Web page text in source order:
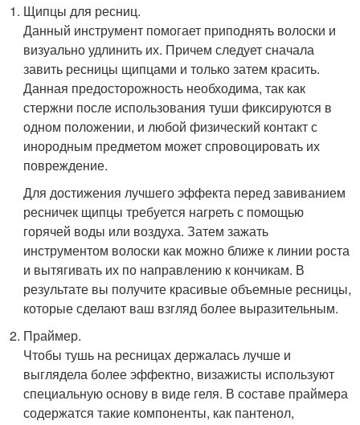
Щипцы для ресниц.
Данный инструмент помогает приподнять волоски и
визуально удлинить их. Причем следует сначала
завить ресницы щипцами и только затем красить.
Данная предосторожность необходима, так как
стержни после использования туши фиксируются в
одном положении, и любой физический контакт с
инородным предметом может спровоцировать их
повреждение.
Для достижения лучшего эффекта перед завиванием
ресничек щипцы требуется нагреть с помощью
горячей воды или воздуха. Затем зажать
инструментом волоски как можно ближе к линии роста
и вытягивать их по направлению к кончикам. В
результате вы получите красивые объемные ресницы,
которые сделают ваш взгляд более выразительным.
Праймер.
Чтобы тушь на ресницах держалась лучше и
выглядела более эффектно, визажисты используют
специальную основу в виде геля. В составе праймера
содержатся такие компоненты, как пантенол,